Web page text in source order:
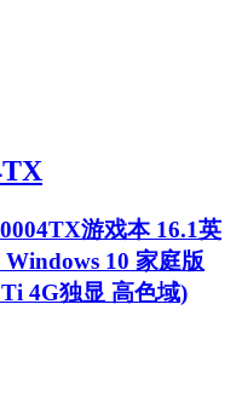
游戏本 16.1英
10 家庭版
4G独显 高色域)